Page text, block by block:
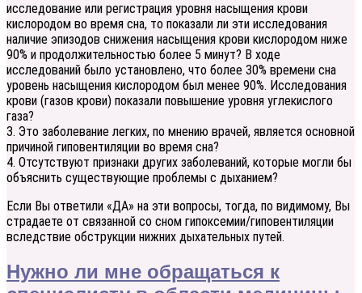
исследование или регистрация уровня насыщения крови
кислородом во время сна, то показали ли эти исследования
наличие эпизодов снижения насыщения крови кислородом ниже
90% и продолжительностью более 5 минут? В ходе
исследований было установлено, что более 30% времени сна
уровень насыщения кислородом был менее 90%. Исследования
крови (газов крови) показали повышение уровня углекислого
газа?
3. Это заболевание легких, по мнению врачей, является основной
причиной гиповентиляции во время сна?
4. Отсутствуют признаки других заболеваний, которые могли бы
объяснить существующие проблемы с дыханием?
Если Вы ответили «ДА» на эти вопросы, тогда, по видимому, Вы
страдаете от связанной со сном гипоксемии/гиповентиляции
вследствие обструкции нижних дыхательных путей.
Нужно ли мне обращаться к